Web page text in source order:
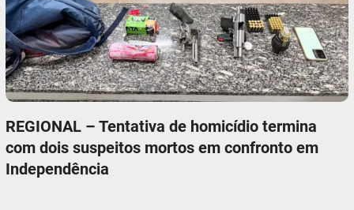
REGIONAL – Tentativa de homicídio termina
com dois suspeitos mortos em confronto em
Independência